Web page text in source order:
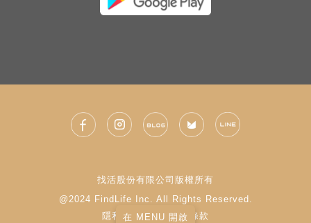
在 MENU 開啟
找活股份有限公司版權所有
@2024 FindLife Inc. All Rights Reserved.
隱私權政策
| 使用條款